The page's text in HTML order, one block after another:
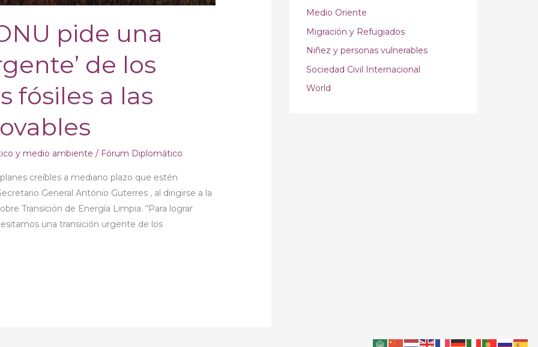
pide una
de los
fósiles a las
y medio ambiente / Fórum Diplomático
creíbles a mediano plazo que estén
General António Guterres , al dirigirse a la
Transición de Energía Limpia. “Para lograr
una transición urgente de los
Medio Oriente
Migración y Refugiados
Niñez y personas vulnerables
Sociedad Civil Internacional
World